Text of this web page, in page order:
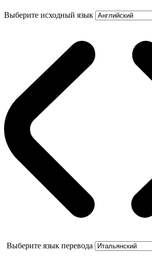
Выберите исходный язык
Выберите язык перевода